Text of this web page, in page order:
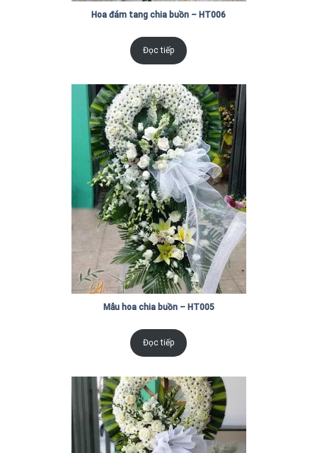
Hoa đám tang chia buồn – HT006
Đọc tiếp
Mẫu hoa chia buồn – HT005
Đọc tiếp